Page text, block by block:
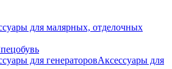
для малярных, отделочных
для генераторовАксессуары для